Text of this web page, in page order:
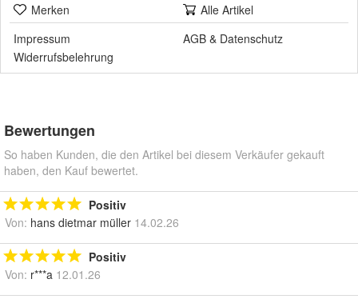
Merken
Alle Artikel
Impressum
AGB & Datenschutz
Widerrufsbelehrung
Bewertungen
So haben Kunden, die den Artikel bei diesem Verkäufer gekauft
haben, den Kauf bewertet.
Positiv
Von: hans dietmar müller 14.02.26
Positiv
Von: r***a 12.01.26